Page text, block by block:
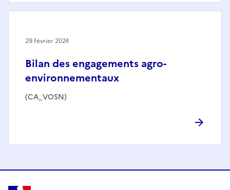
Bilan des engagements agro-
environnementaux
(CA_VOSN)
29 février 2024